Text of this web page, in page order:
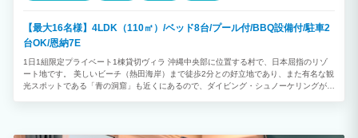
【最大16名様】4LDK（110㎡）/ベッド8台/プール付/BBQ設備付/駐車2
台OK/恩納7E
1日1組限定プライベート1棟貸切ヴィラ 沖縄中央部に位置する村で、日本屈指のリゾ
ート地です。 美しいビーチ（熱田海岸）まで徒歩2分との好立地であり、また有名な観
光スポットである「青の洞窟」も近くにあるので、ダイビング・シュノーケリングが楽